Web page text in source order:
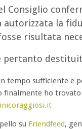
Consiglio
autorizzata la
risultata
pertanto
tempo sufficiente e
finalmente ho
su Friendfeed,